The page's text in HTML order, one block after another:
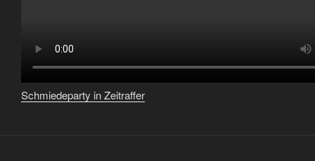
Schmiedeparty in Zeitraffer